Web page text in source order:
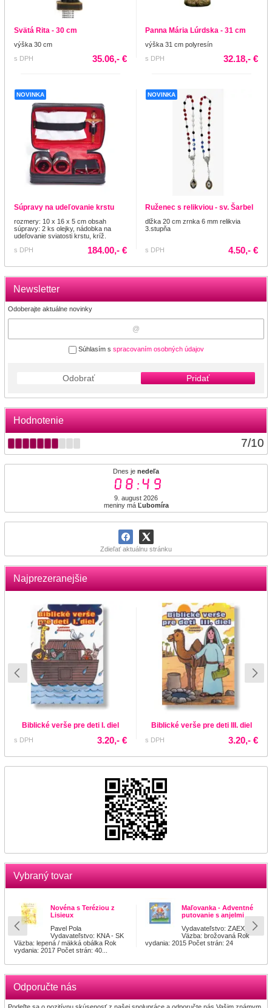
Newsletter
Odoberajte aktuálne novinky
Súhlasím s spracovaním osobných údajov
Odobrať Pridať
Hodnotenie
7/10
Dnes je nedeľa
08:49
9. august 2026
meniny má Ľubomíra
Zdieľať aktuálnu stránku
Najprezeranejšie
Biblické verše pre deti I. diel
s DPH 3.20,- €
Biblické verše pre deti III. diel
s DPH 3.20,- €
Vybraný tovar
Novéna s Teréziou z
Lisieux
Pavel Pola
Vydavateľstvo: KNA - SK
Väzba: lepená / mäkká obálka Rok
vydania: 2017 Počet strán: 40...
Maľovanka - Adventné
putovanie s anjelmi
Vydavateľstvo: ZAEX
Väzba: brožovaná Rok
vydania: 2015 Počet strán: 24
Odporučte nás
Podeľte sa o pozitívnu skúsenosť z našej spolupráce a odporučte nás Vašim známym
Svätá Rita - 30 cm
výška 30 cm
s DPH
35.06,- €
Panna Mária Lúrdska - 31 cm
výška 31 cm polyresín
s DPH
32.18,- €
NOVINKA
Súpravy na udeľovanie krstu
rozmery: 10 x 16 x 5 cm obsah
súpravy: 2 ks olejky, nádobka na
udeľovanie sviatosti krstu, kríž.
s DPH
184.00,- €
NOVINKA
Ruženec s relikviou - sv. Šarbel
dlžka 20 cm zrnka 6 mm relikvia
3.stupňa
s DPH 4.50,- €